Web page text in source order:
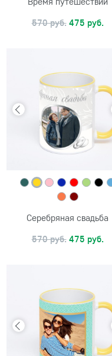
570 руб. 475 руб.
Серебряная свадьба
570 руб. 475 руб.